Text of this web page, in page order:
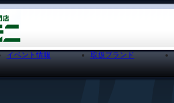
イベント情報 取扱ブランド